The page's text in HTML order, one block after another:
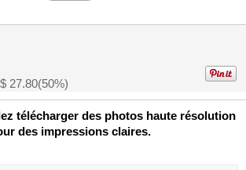
27.80(50%)
télécharger des photos haute résolution
des impressions claires.